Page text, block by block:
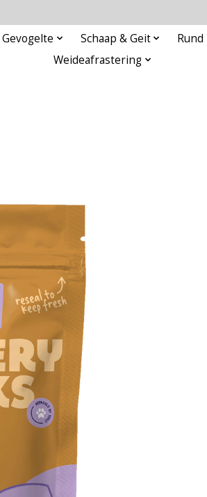
Gevogelte Schaap & Geit Rund
Weideafrastering